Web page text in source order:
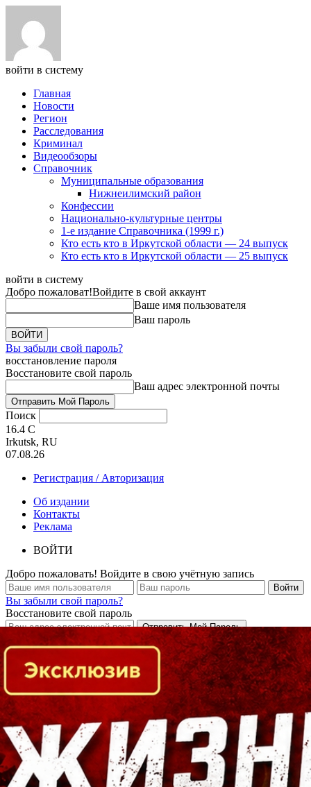
войти в систему
Главная
Новости
Регион
Расследования
Криминал
Видеообзоры
Справочник
Муниципальные образования
Нижнеилимский район
Конфессии
Национально-культурные центры
1-е издание Справочника (1999 г.)
Кто есть кто в Иркутской области — 24 выпуск
Кто есть кто в Иркутской области — 25 выпуск
войти в систему
Добро пожаловат!Войдите в свой аккаунт
Ваше имя пользователя
Ваш пароль
Вы забыли свой пароль?
восстановление пароля
Восстановите свой пароль
Ваш адрес электронной почты
Поиск
16.4 C
Irkutsk, RU
07.08.26
Регистрация / Авторизация
Об издании
Контакты
Реклама
ВОЙТИ
Добро пожаловать! Войдите в свою учётную запись
Вы забыли свой пароль?
Восстановите свой пароль
Кто есть кто в Байкальском регионе